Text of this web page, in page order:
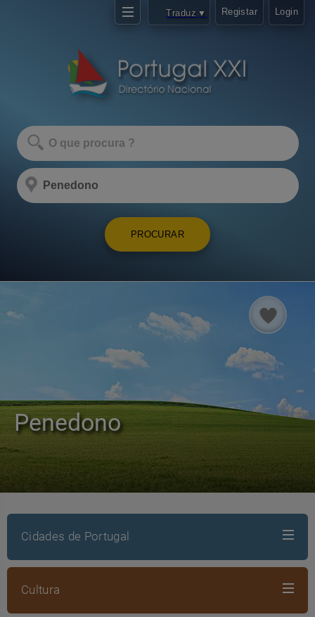
Traduz ▼ Registar Login
PROCURAR
Penedono
Cidades de Portugal
Cultura